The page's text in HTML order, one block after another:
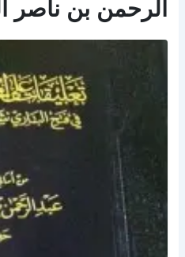
الرحمن بن ناصر